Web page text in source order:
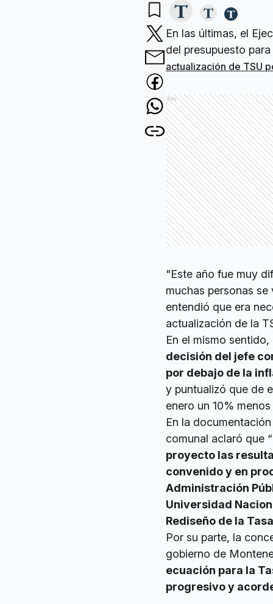
En las últimas, el
del presupuesto
actualización de TSU
Ads
"Este año fue muy
muchas personas
entendió que era
actualización de la
En el mismo
decisión del jefe
por debajo de la
y puntualizó que de
enero un 10%
En la
comunal aclaró que “
proyecto las
convenido y en
Administración
Universidad
Rediseño de la
Por su parte, la
gobierno de
ecuación para la
progresivo y